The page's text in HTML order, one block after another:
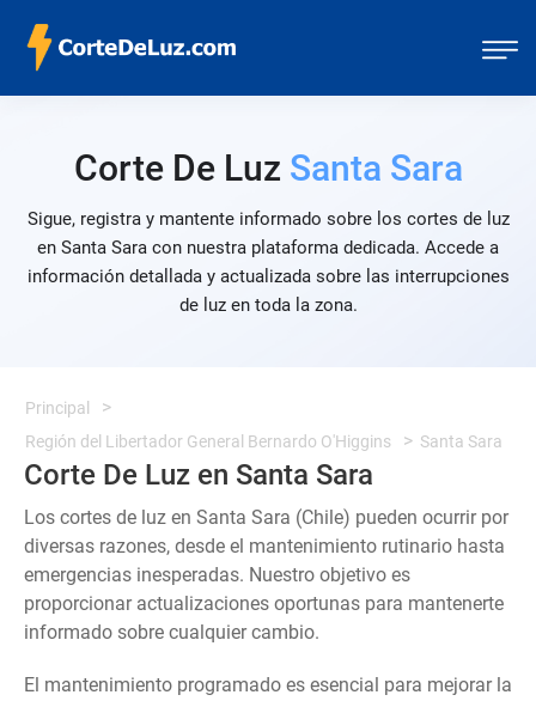
Corte De Luz Santa Sara
Sigue, registra y mantente informado sobre los cortes de luz
en Santa Sara con nuestra plataforma dedicada. Accede a
información detallada y actualizada sobre las interrupciones
de luz en toda la zona.
Principal
Región del Libertador General Bernardo O'Higgins
Santa Sara
Corte De Luz en Santa Sara
Los cortes de luz en Santa Sara (Chile) pueden ocurrir por
diversas razones, desde el mantenimiento rutinario hasta
emergencias inesperadas. Nuestro objetivo es
proporcionar actualizaciones oportunas para mantenerte
informado sobre cualquier cambio.
El mantenimiento programado es esencial para mejorar la